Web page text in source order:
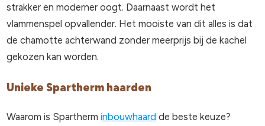
strakker en moderner oogt. Daarnaast wordt het
vlammenspel opvallender. Het mooiste van dit alles is dat
de chamotte achterwand zonder meerprijs bij de kachel
gekozen kan worden.
Unieke Spartherm haarden
Waarom is Spartherminbouwhaard de beste keuze?